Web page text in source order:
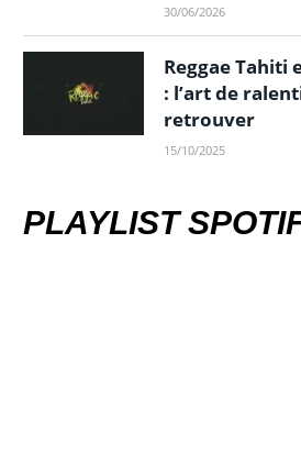
30/06/2026
Reggae Tahiti
: l’art de
retrouver
15/10/2025
PLAYLIST